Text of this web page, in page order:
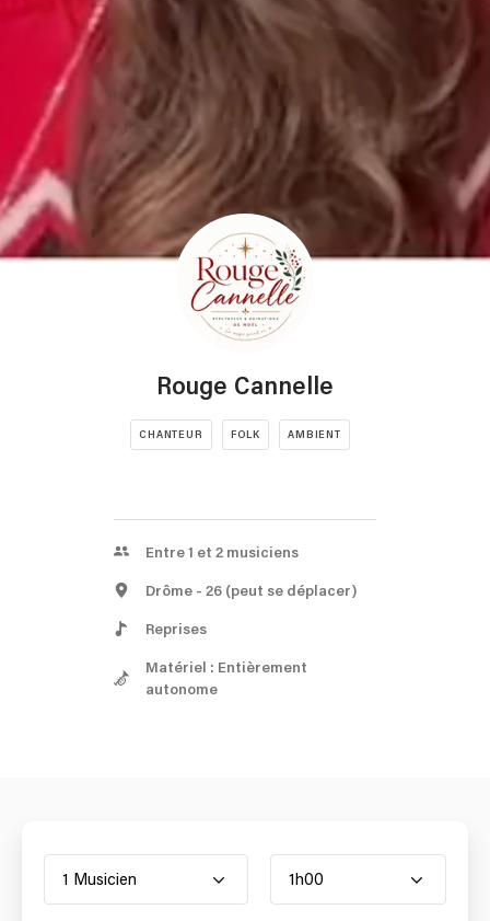
Rouge Cannelle
CHANTEUR FOLK AMBIENT
Entre 1 et 2 musiciens
Drôme - 26 (peut se déplacer)
Reprises
Matériel : Entièrement
autonome
1 Musicien 1h00